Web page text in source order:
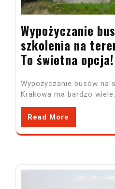
Wypożyczanie
szkolenia na
To świetna opcja!
Wypożyczanie busów na
Krakowa ma bardzo wiele…
Read More